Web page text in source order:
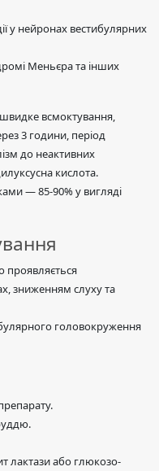
у нейронах вестибулярних
Меньєра та інших
всмоктування,
3 години, період
до неактивних
кислота.
— 85-90% у вигляді
проявляється
зниженням слуху та
головокруження
лактази або глюкозо-